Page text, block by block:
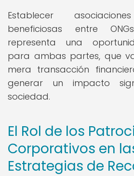
Establecer
beneficiosas entre
representa una
para ambas partes, que
mera transacción
generar un impacto
sociedad.
El Rol de los
Corporativos en
Estrategias de